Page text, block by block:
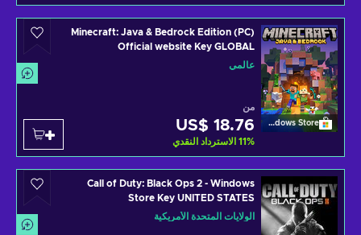
Windows Store
Minecraft: Java & Bedrock Edition (PC)
Official website Key GLOBAL
عالمي
من
US$ 18.76
11% الاسترداد النقدي
Call of Duty: Black Ops 2 - Windows
Store Key UNITED STATES
الولايات المتحدة الأمريكية